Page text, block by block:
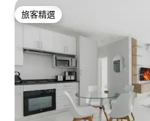
旅客精選
旅客精選